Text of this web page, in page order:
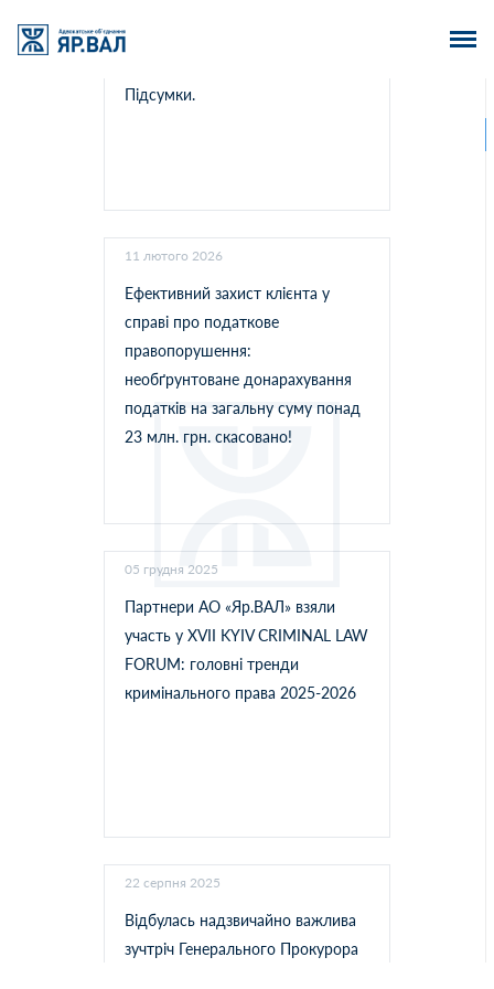
півріччя роботи оновленої
Підсумки.
11 лютого 2026
Ефективний захист клієнта у
справі про податкове
правопорушення:
необґрунтоване донарахування
податків на загальну суму понад
23 млн. грн. скасовано!
05 грудня 2025
Партнери АО «Яр.ВАЛ» взяли
участь у XVII KYIV CRIMINAL LAW
FORUM: головні тренди
кримінального права 2025-2026
22 серпня 2025
Відбулась надзвичайно важлива
зучтріч Генерального Прокурора